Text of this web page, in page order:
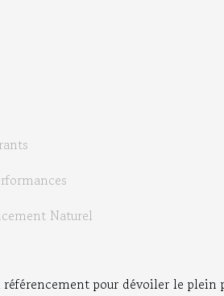
Naturel
référencement pour dévoiler le